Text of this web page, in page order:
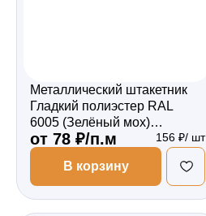
Металлический штакетник
Гладкий полиэстер RAL
6005 (Зелёный мох)
2000*87*0,5 односторонний
Прямой
от 78 ₽/п.м 156 ₽/ шт
В корзину